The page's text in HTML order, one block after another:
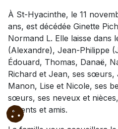
À St-Hyacinthe, le 11
ans, est décédée Ginette
Normand L. Elle laisse dans
(Alexandre), Jean-Philippe
Édouard, Thomas, Danaë,
Richard et Jean, ses sœurs,
Manon, Lise et Nicole, ses
sœurs, ses neveux et
parents et amis.